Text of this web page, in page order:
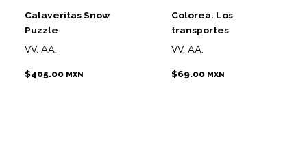
Calaveritas Snow
Puzzle
VV. AA.
$405.00 MXN
Colorea. Los
transportes
VV. AA.
$69.00 MXN